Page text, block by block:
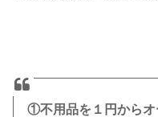
①不用品を１円からオ